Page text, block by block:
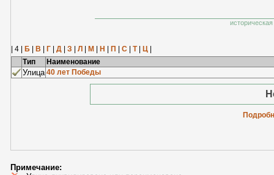
| 4 | Б В Г Д З Л М Н П С Т| Ц
Тип
Наименование
Улица 40 лет Победы
Примечание: